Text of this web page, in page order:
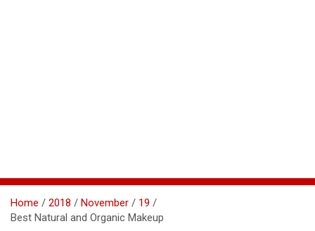
Home 2018 November
19
Best Natural and Organic Makeup